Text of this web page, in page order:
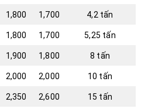
1,800 1,700 4,2 tấn
1,800 1,700 5,25 tấn
1,900 1,800 8 tấn
2,000 2,000 10 tấn
2,350 2,600 15 tấn